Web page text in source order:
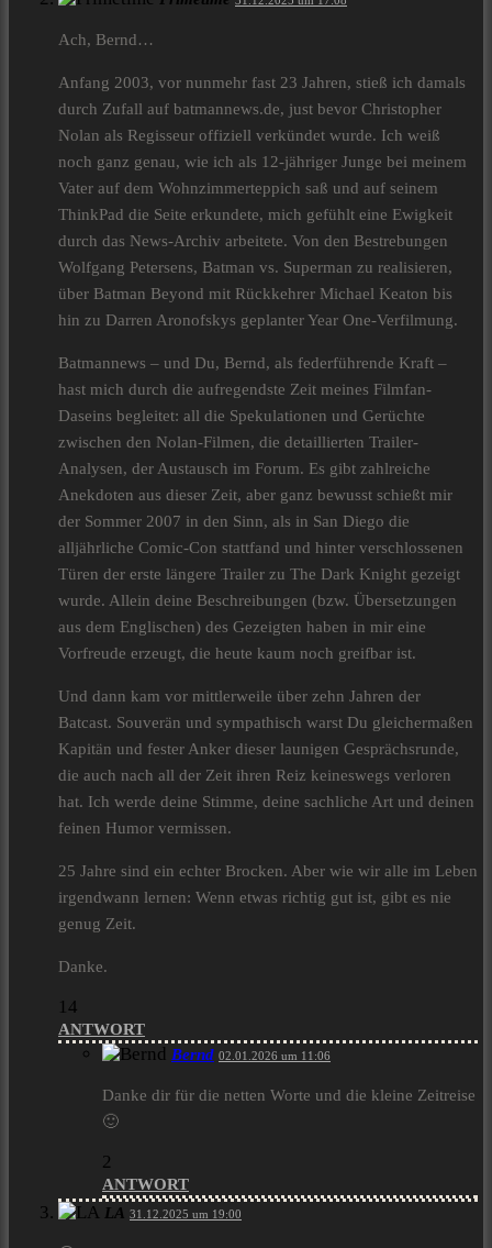
Ach, Bernd…
Anfang 2003, vor nunmehr fast 23 Jahren, stieß ich damals
durch Zufall auf batmannews.de, just bevor Christopher
Nolan als Regisseur offiziell verkündet wurde. Ich weiß
noch ganz genau, wie ich als 12-jähriger Junge bei meinem
Vater auf dem Wohnzimmerteppich saß und auf seinem
ThinkPad die Seite erkundete, mich gefühlt eine Ewigkeit
durch das News-Archiv arbeitete. Von den Bestrebungen
Wolfgang Petersens, Batman vs. Superman zu realisieren,
über Batman Beyond mit Rückkehrer Michael Keaton bis
hin zu Darren Aronofskys geplanter Year One-Verfilmung.
Batmannews – und Du, Bernd, als federführende Kraft –
hast mich durch die aufregendste Zeit meines Filmfan-
Daseins begleitet: all die Spekulationen und Gerüchte
zwischen den Nolan-Filmen, die detaillierten Trailer-
Analysen, der Austausch im Forum. Es gibt zahlreiche
Anekdoten aus dieser Zeit, aber ganz bewusst schießt mir
der Sommer 2007 in den Sinn, als in San Diego die
alljährliche Comic-Con stattfand und hinter verschlossenen
Türen der erste längere Trailer zu The Dark Knight gezeigt
wurde. Allein deine Beschreibungen (bzw. Übersetzungen
aus dem Englischen) des Gezeigten haben in mir eine
Vorfreude erzeugt, die heute kaum noch greifbar ist.
Und dann kam vor mittlerweile über zehn Jahren der
Batcast. Souverän und sympathisch warst Du gleichermaßen
Kapitän und fester Anker dieser launigen Gesprächsrunde,
die auch nach all der Zeit ihren Reiz keineswegs verloren
hat. Ich werde deine Stimme, deine sachliche Art und deinen
feinen Humor vermissen.
25 Jahre sind ein echter Brocken. Aber wie wir alle im Leben
irgendwann lernen: Wenn etwas richtig gut ist, gibt es nie
genug Zeit.
Danke.
14
ANTWORT
Bernd 02.01.2026 um 11:06
Danke dir für die netten Worte und die kleine Zeitreise
🙂
2
ANTWORT
LA 31.12.2025 um 19:00